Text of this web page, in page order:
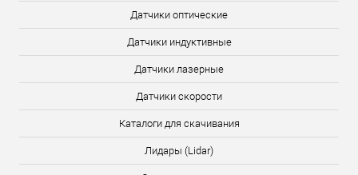
Датчики оптические
Датчики индуктивные
Датчики лазерные
Датчики скорости
Каталоги для скачивания
Лидары (Lidar)